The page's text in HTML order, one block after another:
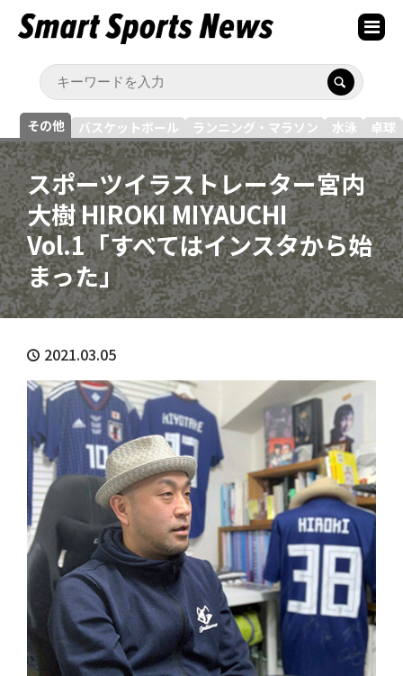
その他 バスケットボール ランニング・マラソン 水泳 卓球
スポーツイラストレーター宮内
大樹 HIROKI MIYAUCHI
Vol.1「すべてはインスタから始
まった」
2021.03.05